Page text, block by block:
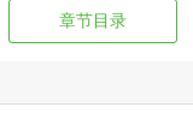
章节目录